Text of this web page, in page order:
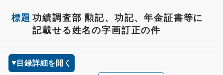
標題 功績調査部 勲記、功記、年金証書等に
記載せる姓名の字画訂正の件
目録詳細を開く